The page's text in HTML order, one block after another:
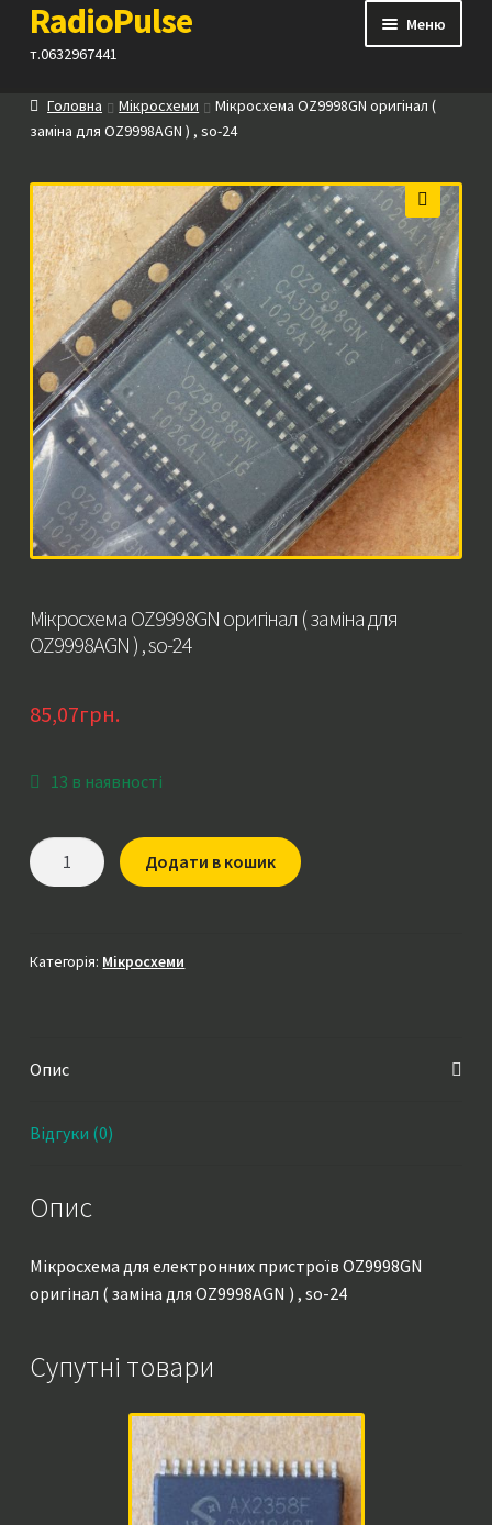
Перейти
до
Перейти
до
RadioPulse
т.0632967441
Меню
Каталог
Контакти
Прайс
Посилання
Головна Мікросхеми
Мікросхема OZ9998GN оригінал (
заміна для OZ9998AGN ) , so-24
🔍
Мікросхема OZ9998GN оригінал ( заміна для
OZ9998AGN ) , so-24
85,07грн.
13 в наявності
Мікросхема
OZ9998GN
заміна
,
24
Додати в кошик
Категорія: Мікросхеми
Опис
Відгуки (0)
Опис
Мікросхема для електронних пристроїв OZ9998GN
оригінал ( заміна для OZ9998AGN ) , so-24
Супутні товари